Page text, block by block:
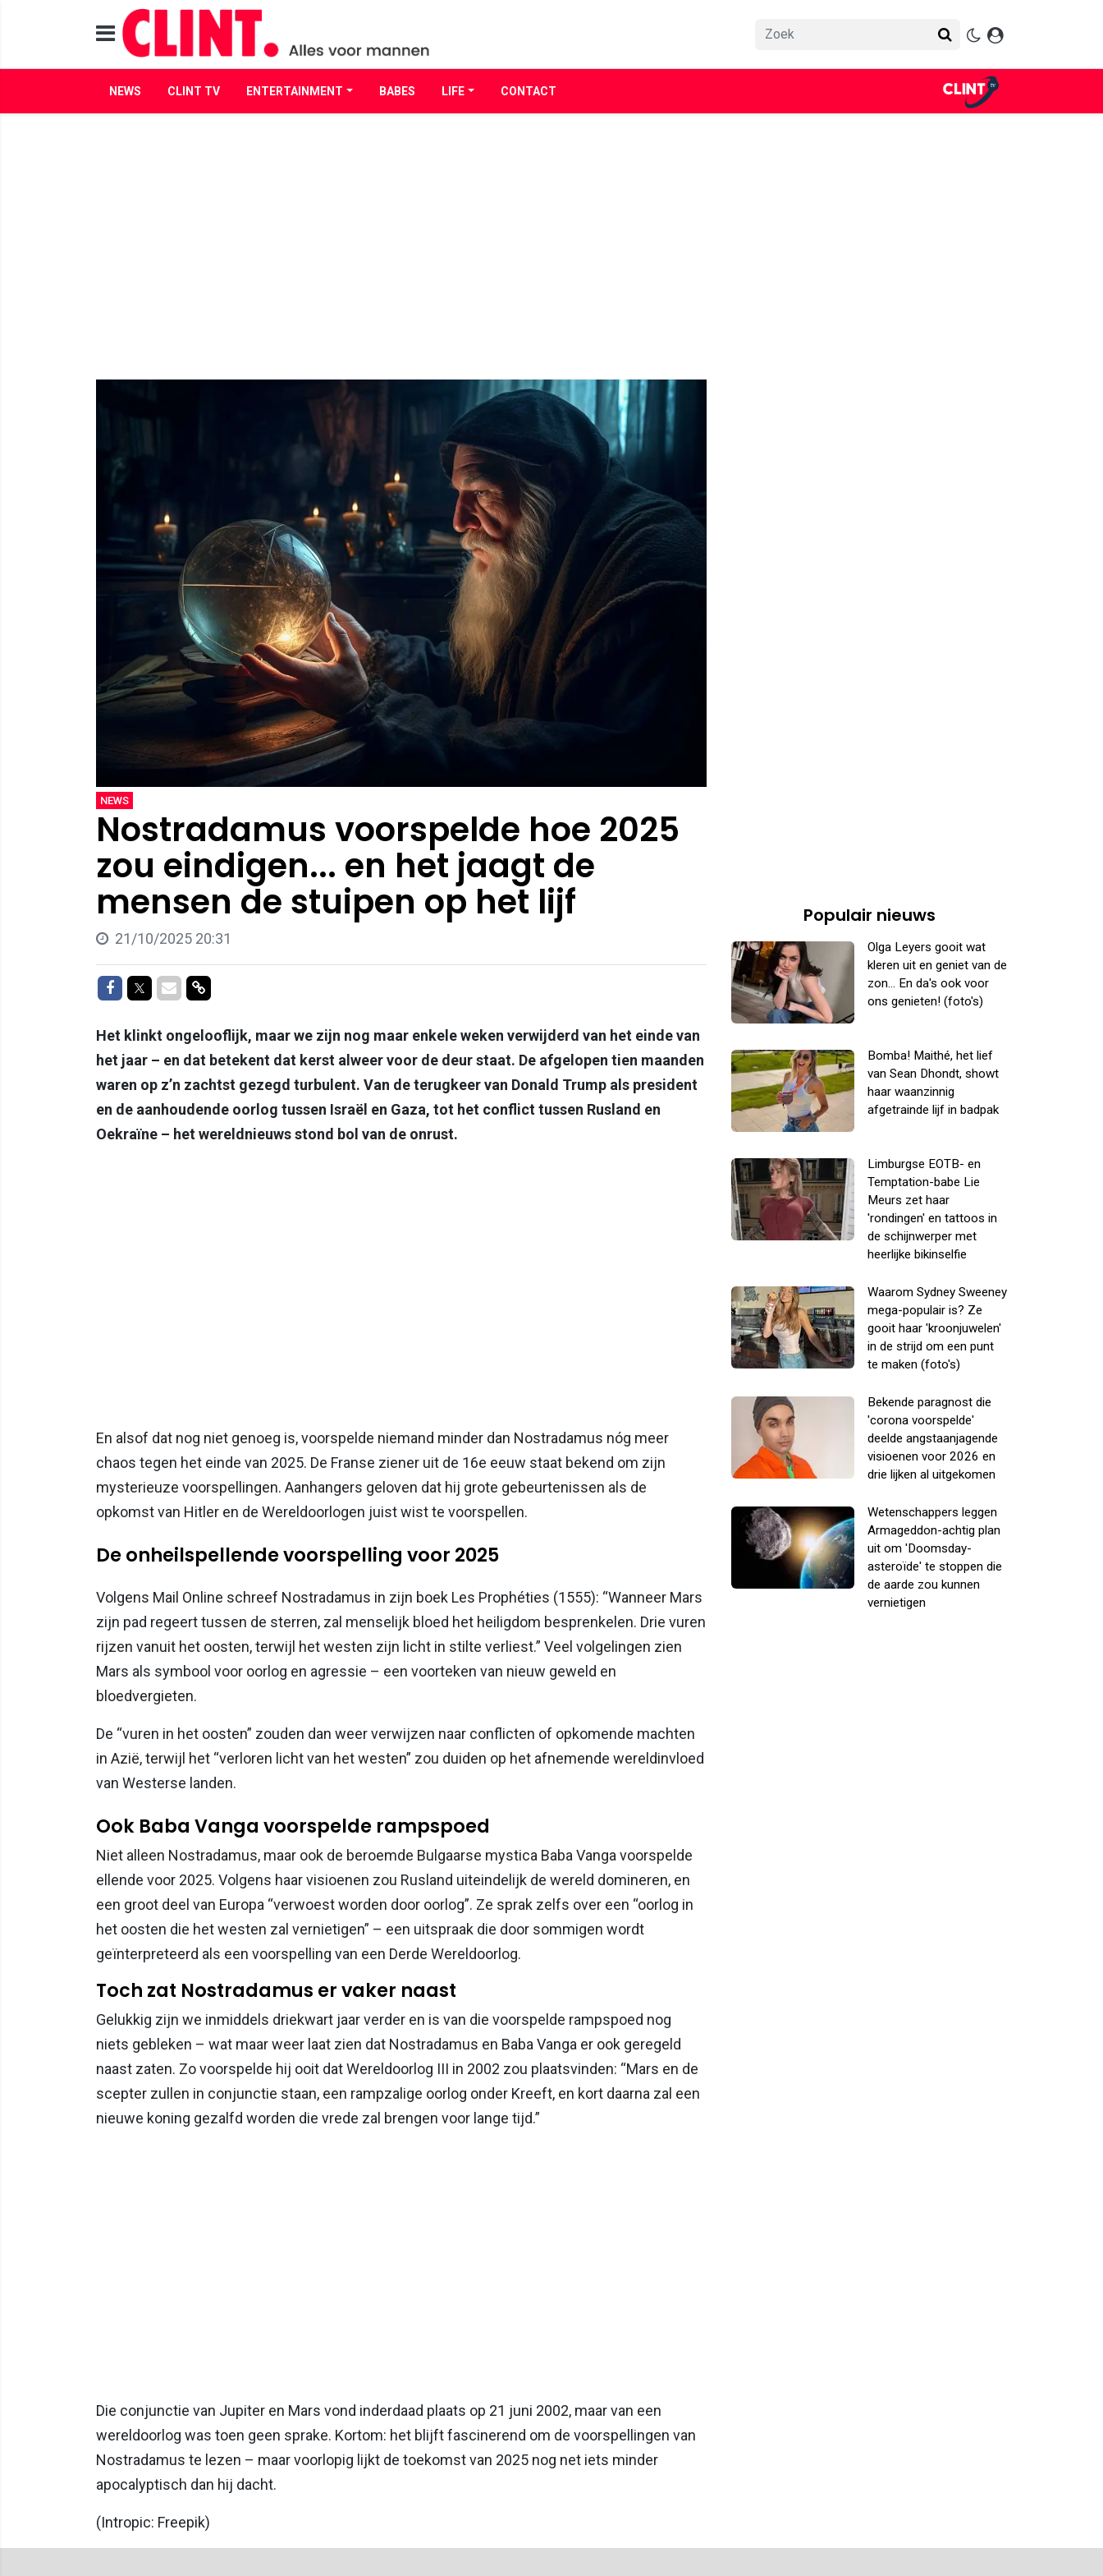
NEWS CLINT TV ENTERTAINMENT BABES LIFE CONTACT
NEWS
Nostradamus voorspelde hoe 2025
zou eindigen... en het jaagt de
mensen de stuipen op het lijf
21/10/2025 20:31
Delen op Facebook
Delen op Twitter
Delen via Mail
Delen via link
Het klinkt ongelooflijk, maar we zijn nog maar enkele weken verwijderd van het einde van
het jaar – en dat betekent dat kerst alweer voor de deur staat. De afgelopen tien maanden
waren op z’n zachtst gezegd turbulent. Van de terugkeer van Donald Trump als president
en de aanhoudende oorlog tussen Israël en Gaza, tot het conflict tussen Rusland en
Oekraïne – het wereldnieuws stond bol van de onrust.
En alsof dat nog niet genoeg is, voorspelde niemand minder dan Nostradamus nóg meer
chaos tegen het einde van 2025. De Franse ziener uit de 16e eeuw staat bekend om zijn
mysterieuze voorspellingen. Aanhangers geloven dat hij grote gebeurtenissen als de
opkomst van Hitler en de Wereldoorlogen juist wist te voorspellen.
De onheilspellende voorspelling voor 2025
Volgens Mail Online schreef Nostradamus in zijn boek Les Prophéties (1555): “Wanneer Mars
zijn pad regeert tussen de sterren, zal menselijk bloed het heiligdom besprenkelen. Drie vuren
rijzen vanuit het oosten, terwijl het westen zijn licht in stilte verliest.” Veel volgelingen zien
Mars als symbool voor oorlog en agressie – een voorteken van nieuw geweld en
bloedvergieten.
De “vuren in het oosten” zouden dan weer verwijzen naar conflicten of opkomende machten
in Azië, terwijl het “verloren licht van het westen” zou duiden op het afnemende wereldinvloed
van Westerse landen.
Ook Baba Vanga voorspelde rampspoed
Niet alleen Nostradamus, maar ook de beroemde Bulgaarse mystica Baba Vanga voorspelde
ellende voor 2025. Volgens haar visioenen zou Rusland uiteindelijk de wereld domineren, en
een groot deel van Europa “verwoest worden door oorlog”. Ze sprak zelfs over een “oorlog in
het oosten die het westen zal vernietigen” – een uitspraak die door sommigen wordt
geïnterpreteerd als een voorspelling van een Derde Wereldoorlog.
Toch zat Nostradamus er vaker naast
Gelukkig zijn we inmiddels driekwart jaar verder en is van die voorspelde rampspoed nog
niets gebleken – wat maar weer laat zien dat Nostradamus en Baba Vanga er ook geregeld
naast zaten. Zo voorspelde hij ooit dat Wereldoorlog III in 2002 zou plaatsvinden: “Mars en de
scepter zullen in conjunctie staan, een rampzalige oorlog onder Kreeft, en kort daarna zal een
nieuwe koning gezalfd worden die vrede zal brengen voor lange tijd.”
Die conjunctie van Jupiter en Mars vond inderdaad plaats op 21 juni 2002, maar van een
wereldoorlog was toen geen sprake. Kortom: het blijft fascinerend om de voorspellingen van
Nostradamus te lezen – maar voorlopig lijkt de toekomst van 2025 nog net iets minder
apocalyptisch dan hij dacht.
(Intropic: Freepik)
Populair nieuws
Olga Leyers gooit wat
kleren uit en geniet van de
zon... En da's ook voor
ons genieten! (foto's)
Bomba! Maithé, het lief
van Sean Dhondt, showt
haar waanzinnig
afgetrainde lijf in badpak
Limburgse EOTB- en
Temptation-babe Lie
Meurs zet haar
'rondingen' en tattoos in
de schijnwerper met
heerlijke bikinselfie
Waarom Sydney Sweeney
mega-populair is? Ze
gooit haar 'kroonjuwelen'
in de strijd om een punt
te maken (foto's)
Bekende paragnost die
'corona voorspelde'
deelde angstaanjagende
visioenen voor 2026 en
drie lijken al uitgekomen
Wetenschappers leggen
Armageddon-achtig plan
uit om 'Doomsday-
asteroïde' te stoppen die
de aarde zou kunnen
vernietigen